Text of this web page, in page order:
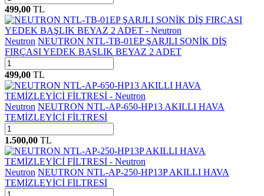
499,00 TL
Neutron NEUTRON NTL-TB-01EP ŞARJLI SONİK DİŞ
FIRÇASI YEDEK BAŞLIK BEYAZ 2 ADET
499,00 TL
Neutron NEUTRON NTL-AP-650-HP13 AKILLI HAVA
TEMİZLEYİCİ FİLTRESİ
1.500,00 TL
Neutron NEUTRON NTL-AP-250-HP13P AKILLI HAVA
TEMİZLEYİCİ FİLTRESİ